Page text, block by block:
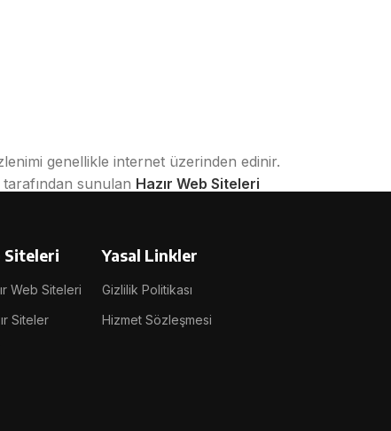
genellikle internet üzerinden edinir.
tarafından sunulan Hazır Web Siteleri
özel içerik ve görsellerle
Bu sistemler;
Siteleri
Web Siteleri
Siteler
Yasal Linkler
Gizlilik Politikası
Hizmet Sözleşmesi